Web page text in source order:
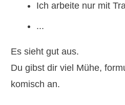
Ich arbeite nur mit
...
Es sieht gut aus.
Du gibst dir viel Mühe,
komisch an.